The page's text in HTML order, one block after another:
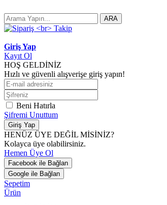
ARA
Giriş Yap
Kayıt Ol
HOŞ GELDİNİZ
Hızlı ve güvenli alışverişe giriş yapın!
Beni Hatırla
Şifremi Unuttum
Giriş Yap
HENÜZ ÜYE DEĞİL MİSİNİZ?
Kolayca üye olabilirsiniz.
Hemen Üye Ol
Facebook ile Bağlan
Google ile Bağlan
Sepetim
Ürün